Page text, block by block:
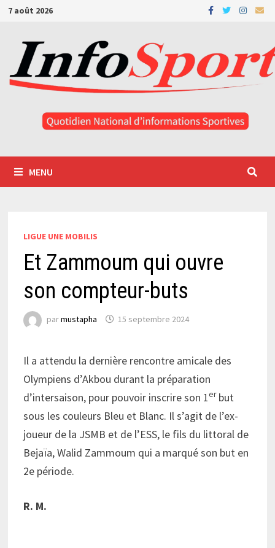
Passer
contenu
7 août 2026
MENU
LIGUE UNE MOBILIS
Et Zammoum qui ouvre
son compteur-buts
parmustapha 15 septembre 2024
Il a attendu la dernière rencontre amicale des
Olympiens d’Akbou durant la préparation
d’intersaison, pour pouvoir inscrire son 1erbut
sous les couleurs Bleu et Blanc. Il s’agit de l’ex-
joueur de la JSMB et de l’ESS, le fils du littoral de
Bejaïa, Walid Zammoum qui a marqué son but en
2e période.
R. M.